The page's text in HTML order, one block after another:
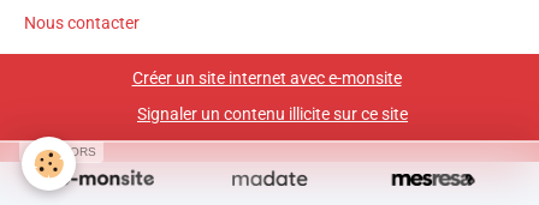
Nous contacter
Créer un site internet avec e-monsite
Signaler un contenu illicite sur ce site
SPONSORS